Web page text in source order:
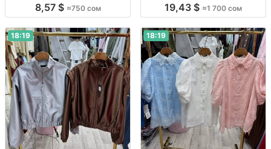
резинке, заниж. талия, цв.: чёрн.,
S–M.
8,57 $ ≈750 сом
1700 сом, поставки по СНГ
19,43 $ ≈1 700 сом
18:19 18:19